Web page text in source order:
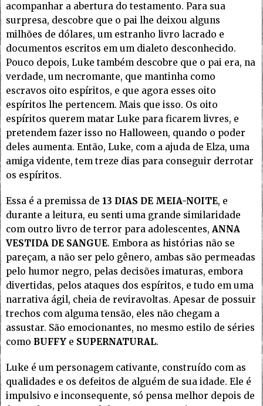
acompanhar a abertura do testamento. Para sua
surpresa, descobre que o pai lhe deixou alguns
milhões de dólares, um estranho livro lacrado e
documentos escritos em um dialeto desconhecido.
Pouco depois, Luke também descobre que o pai era, na
verdade, um necromante, que mantinha como
escravos oito espíritos, e que agora esses oito
espíritos lhe pertencem. Mais que isso. Os oito
espíritos querem matar Luke para ficarem livres, e
pretendem fazer isso no Halloween, quando o poder
deles aumenta. Então, Luke, com a ajuda de Elza, uma
amiga vidente, tem treze dias para conseguir derrotar
os espíritos.
Essa é a premissa de 13 DIAS DE MEIA-NOITE, e
durante a leitura, eu senti uma grande similaridade
com outro livro de terror para adolescentes, ANNA
VESTIDA DE SANGUE. Embora as histórias não se
pareçam, a não ser pelo gênero, ambas são permeadas
pelo humor negro, pelas decisões imaturas, embora
divertidas, pelos ataques dos espíritos, e tudo em uma
narrativa ágil, cheia de reviravoltas. Apesar de possuir
trechos com alguma tensão, eles não chegam a
assustar. São emocionantes, no mesmo estilo de séries
como BUFFY e SUPERNATURAL.
Luke é um personagem cativante, construído com as
qualidades e os defeitos de alguém de sua idade. Ele é
impulsivo e inconsequente, só pensa melhor depois de